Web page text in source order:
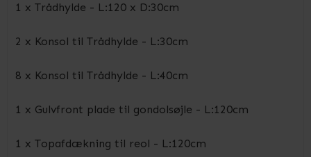
1 x Trådhylde - L:120 x D:30cm
2 x Konsol til Trådhylde - L:30cm
8 x Konsol til Trådhylde - L:40cm
1 x Gulvfront plade til gondolsøjle - L:120cm
1 x Topafdækning til reol - L:120cm